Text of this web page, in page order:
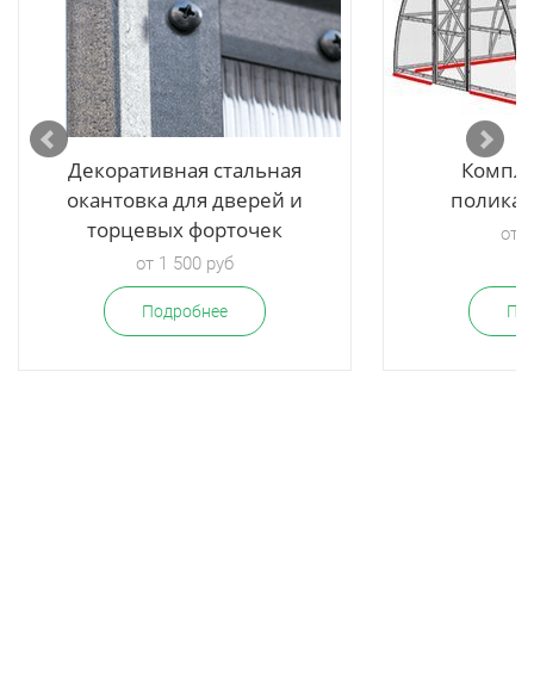
Декоративная стальная
окантовка для дверей и
торцевых форточек
от 1 500 руб
Подробнее
от